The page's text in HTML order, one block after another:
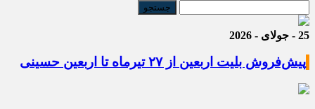
25 - جولای - 2026
پیش‌فروش بلیت اربعین از ۲۷ تیرماه تا اربعین حسینی